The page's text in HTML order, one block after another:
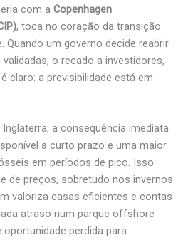
com a Copenhagen
, toca no coração da transição
Quando um governo decide reabrir
o recado a investidores,
claro: a previsibilidade está em
a consequência imediata
a curto prazo e uma maior
em períodos de pico. Isso
de preços, sobretudo nos invernos
valoriza casas eficientes e contas
atraso num parque offshore
perdida para